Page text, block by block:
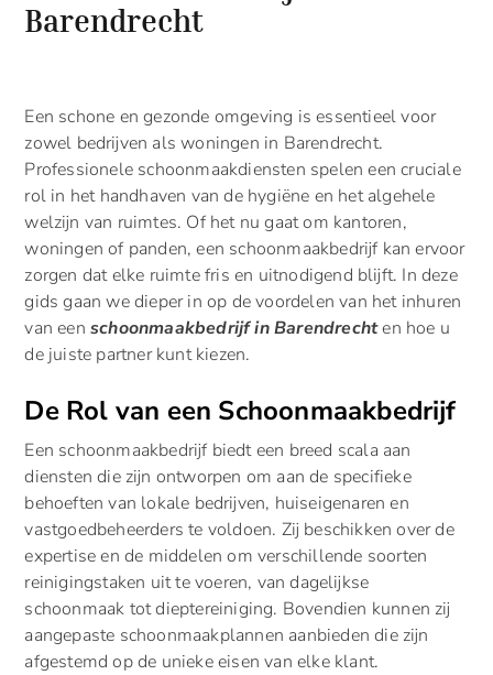
Barendrecht
Een schone en gezonde omgeving is essentieel voor
zowel bedrijven als woningen in Barendrecht.
Professionele schoonmaakdiensten spelen een cruciale
rol in het handhaven van de hygiëne en het algehele
welzijn van ruimtes. Of het nu gaat om kantoren,
woningen of panden, een schoonmaakbedrijf kan ervoor
zorgen dat elke ruimte fris en uitnodigend blijft. In deze
gids gaan we dieper in op de voordelen van het inhuren
van een schoonmaakbedrijf in Barendrechten hoe u
de juiste partner kunt kiezen.
De Rol van een Schoonmaakbedrijf
Een schoonmaakbedrijf biedt een breed scala aan
diensten die zijn ontworpen om aan de specifieke
behoeften van lokale bedrijven, huiseigenaren en
vastgoedbeheerders te voldoen. Zij beschikken over de
expertise en de middelen om verschillende soorten
reinigingstaken uit te voeren, van dagelijkse
schoonmaak tot dieptereiniging. Bovendien kunnen zij
aangepaste schoonmaakplannen aanbieden die zijn
afgestemd op de unieke eisen van elke klant.